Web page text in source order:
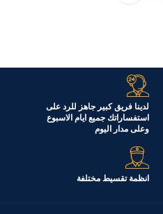
لدينا فريق كبير جاهز للرد على
استفساراتك جميع ايام الاسبوع
وعلى مدار اليوم
انظمة تقسيط مختلفة